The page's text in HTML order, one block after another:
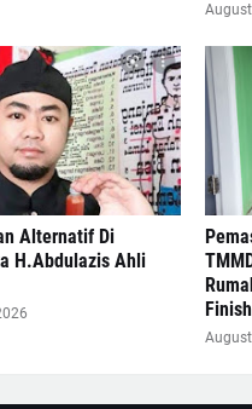
Alternatif Di
H.Abdulazis Ahli